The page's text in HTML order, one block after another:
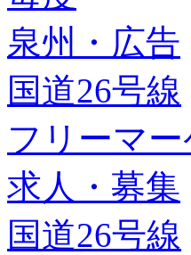
泉州・広告
国道26号線
フリーマ
求人・募集
国道26号線